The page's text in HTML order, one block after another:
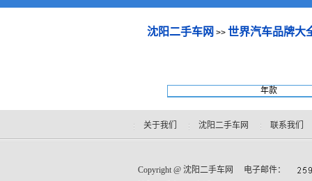
沈阳二手车网 >>世界汽车品牌大
年款
Copyright @ 沈阳二手车网
电子邮件：
关于我们 沈阳二手车网 联系我们